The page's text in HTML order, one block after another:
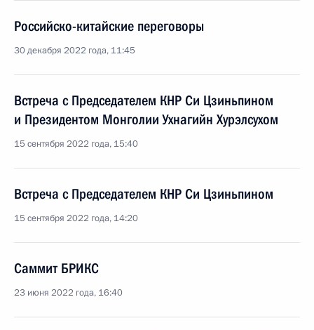
Российско-китайские переговоры
30 декабря 2022 года, 11:45
Встреча с Председателем КНР Си Цзиньпином
и Президентом Монголии Ухнагийн Хурэлсухом
15 сентября 2022 года, 15:40
Встреча с Председателем КНР Си Цзиньпином
15 сентября 2022 года, 14:20
Саммит БРИКС
23 июня 2022 года, 16:40